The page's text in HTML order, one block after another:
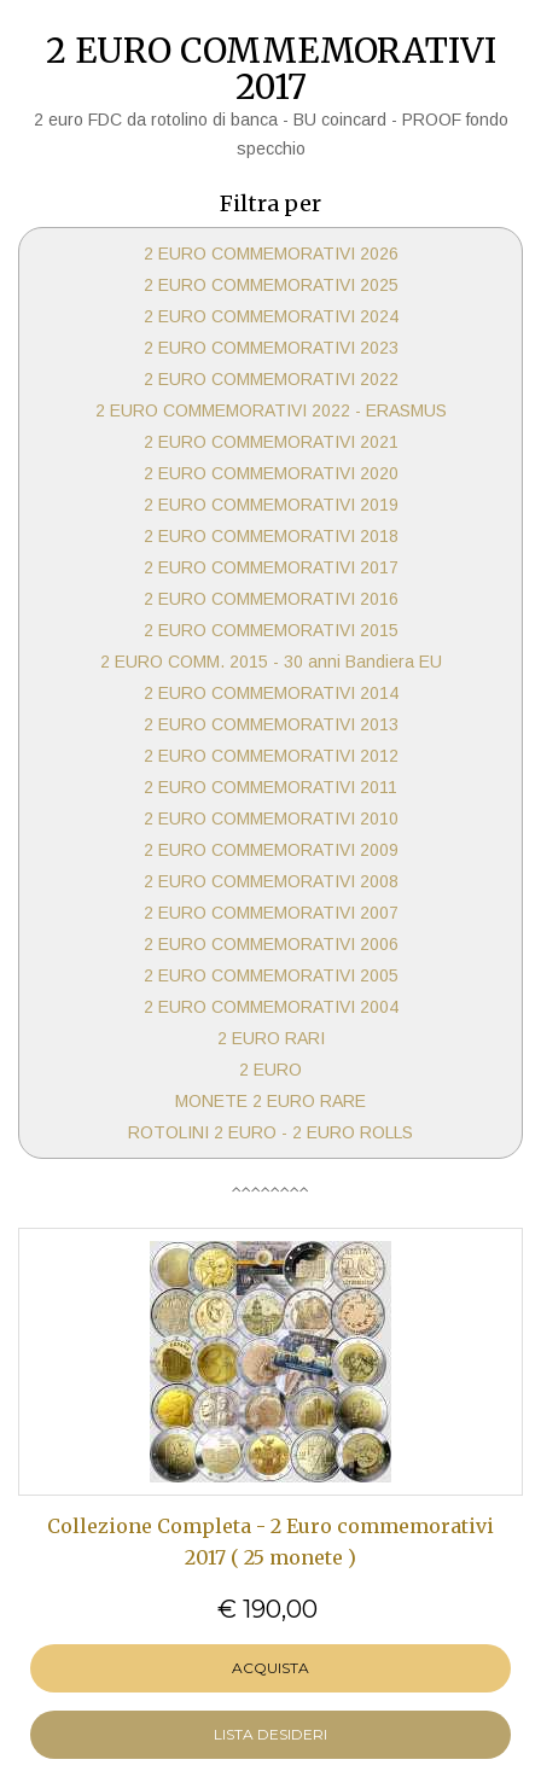
2 EURO COMMEMORATIVI
2017
2 euro FDC da rotolino di banca - BU coincard - PROOF fondo
specchio
Filtra per
2 EURO COMMEMORATIVI 2026
2 EURO COMMEMORATIVI 2025
2 EURO COMMEMORATIVI 2024
2 EURO COMMEMORATIVI 2023
2 EURO COMMEMORATIVI 2022
2 EURO COMMEMORATIVI 2022 - ERASMUS
2 EURO COMMEMORATIVI 2021
2 EURO COMMEMORATIVI 2020
2 EURO COMMEMORATIVI 2019
2 EURO COMMEMORATIVI 2018
2 EURO COMMEMORATIVI 2017
2 EURO COMMEMORATIVI 2016
2 EURO COMMEMORATIVI 2015
2 EURO COMM. 2015 - 30 anni Bandiera EU
2 EURO COMMEMORATIVI 2014
2 EURO COMMEMORATIVI 2013
2 EURO COMMEMORATIVI 2012
2 EURO COMMEMORATIVI 2011
2 EURO COMMEMORATIVI 2010
2 EURO COMMEMORATIVI 2009
2 EURO COMMEMORATIVI 2008
2 EURO COMMEMORATIVI 2007
2 EURO COMMEMORATIVI 2006
2 EURO COMMEMORATIVI 2005
2 EURO COMMEMORATIVI 2004
2 EURO RARI
2 EURO
MONETE 2 EURO RARE
ROTOLINI 2 EURO - 2 EURO ROLLS
Collezione Completa - 2 Euro commemorativi
2017 ( 25 monete )
€ 190,00
ACQUISTA
LISTA DESIDERI